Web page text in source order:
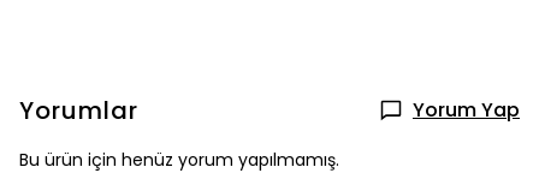
Yorumlar Yorum Yap
Bu ürün için henüz yorum yapılmamış.